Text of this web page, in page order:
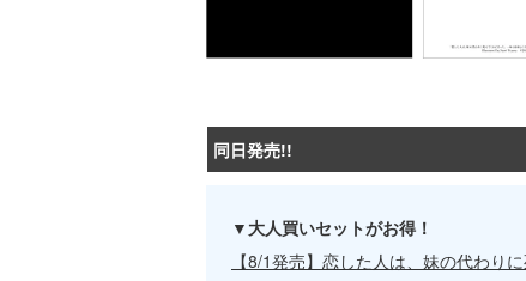
同日発売!!
▼大人買いセットがお得！
【8/1発売】恋した人は、妹の代わり